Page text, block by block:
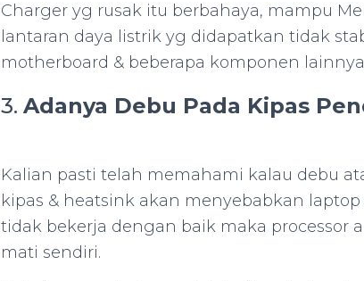
Charger yg rusak itu berbahaya, mampu
lantaran daya listrik yg didapatkan tidak
motherboard & beberapa komponen
3. Adanya Debu Pada Kipas
Kalian pasti telah memahami kalau debu
kipas & heatsink akan menyebabkan
tidak bekerja dengan baik maka processor
mati sendiri.